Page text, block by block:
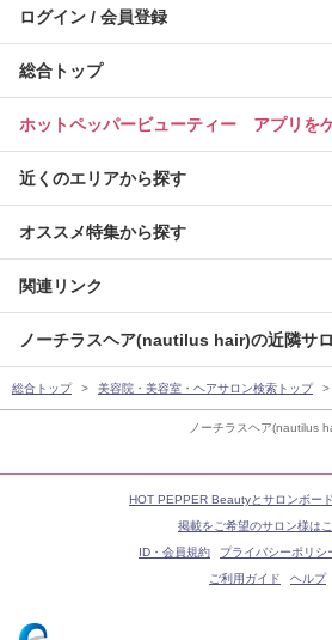
ノーチラスヘア(nautilus
ログイン / 会員登録
総合トップ
ホットペッパービューティー アプリを
近くのエリアから探す
オススメ特集から探す
関連リンク
ノーチラスヘア(nautilus hair)の近隣サ
総合トップ 美容院・美容室・ヘアサロン検索トップ
HOT PEPPER Beautyとサロンボー
掲載をご希望のサロン様は
ID・会員規約
プライバシーポリシ
ご利用ガイド
ヘルプ